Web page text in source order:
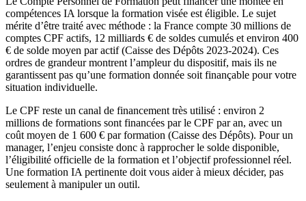
compétences IA lorsque la formation visée est éligible. Le sujet
mérite d’être traité avec méthode : la France compte 30 millions de
comptes CPF actifs, 12 milliards € de soldes cumulés et environ 400
€ de solde moyen par actif (Caisse des Dépôts 2023-2024). Ces
ordres de grandeur montrent l’ampleur du dispositif, mais ils ne
garantissent pas qu’une formation donnée soit finançable pour votre
situation individuelle.
Le CPF reste un canal de financement très utilisé : environ 2
millions de formations sont financées par le CPF par an, avec un
coût moyen de 1 600 € par formation (Caisse des Dépôts). Pour un
manager, l’enjeu consiste donc à rapprocher le solde disponible,
l’éligibilité officielle de la formation et l’objectif professionnel réel.
Une formation IA pertinente doit vous aider à mieux décider, pas
seulement à manipuler un outil.